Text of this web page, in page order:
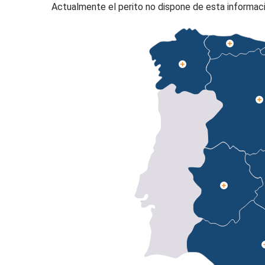
Actualmente el perito no dispone de esta